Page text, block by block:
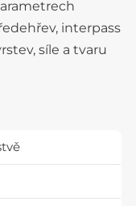
interpass
síle a tvaru